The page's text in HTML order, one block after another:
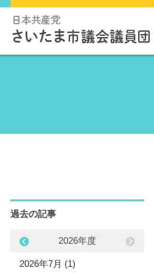
過去の記事
2026年度
2026年7月 (1)